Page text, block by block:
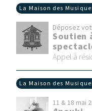
La Maison des
Déposez
Soutien
Appel à
La Maison des
11 & 18 mai